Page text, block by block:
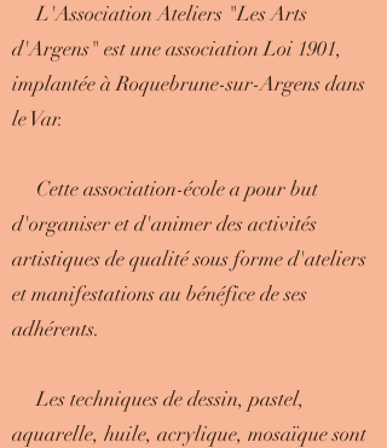
L'Association Ateliers "Les Arts
d'Argens" est une association Loi 1901,
implantée à Roquebrune-sur-Argens dans
le Var.
Cette association-école a pour but
d'organiser et d'animer des activités
artistiques de qualité sous forme d'ateliers
et manifestations au bénéfice de ses
adhérents.
Les techniques de dessin, pastel,
aquarelle, huile, acrylique, mosaïque sont